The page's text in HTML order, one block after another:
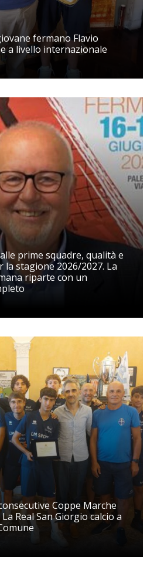
fermano Flavio
a livello internazionale
prime squadre, qualità e
stagione 2026/2027. La
riparte con un
Coppe Marche
Real San Giorgio calcio a